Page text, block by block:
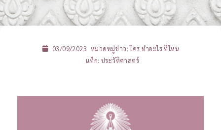
03/09/2023 หมวดหมู่ข่าว:ใคร ทำอะไร ที่ไหน
แท็ก: ประวัติศาสตร์